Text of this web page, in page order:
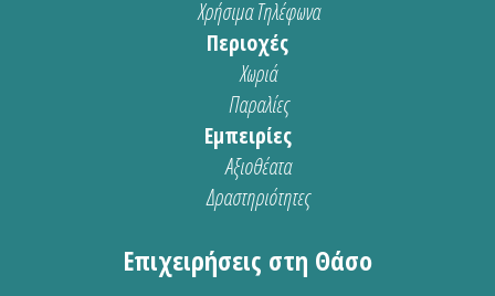
Χρήσιμα Τηλέφωνα
Περιοχές
Χωριά
Παραλίες
Εμπειρίες
Αξιοθέατα
Δραστηριότητες
Επιχειρήσεις στη Θάσο